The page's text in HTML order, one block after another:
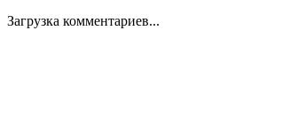
Загрузка комментариев...